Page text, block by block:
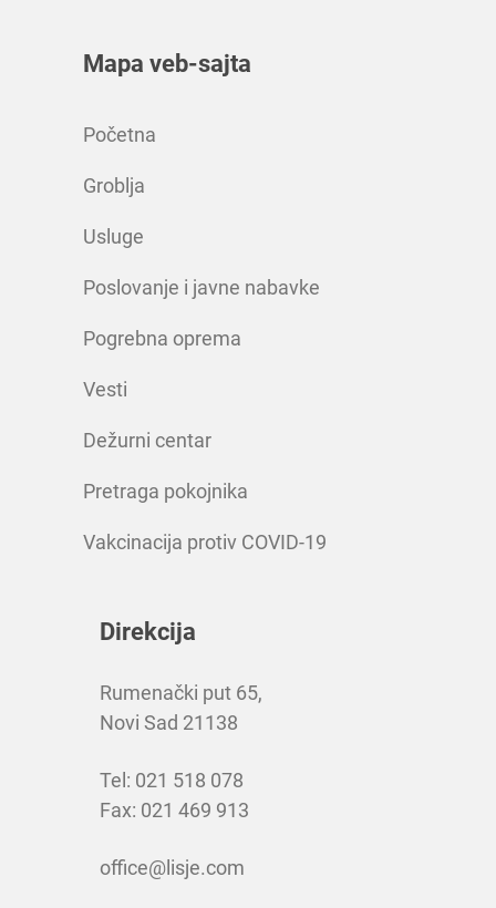
Mapa veb-sajta
Početna
Groblja
Usluge
Poslovanje i javne nabavke
Pogrebna oprema
Vesti
Dežurni centar
Pretraga pokojnika
Vakcinacija protiv COVID-19
Direkcija
Rumenački put 65,
Novi Sad 21138
Tel: 021 518 078
Fax: 021 469 913
office@lisje.com